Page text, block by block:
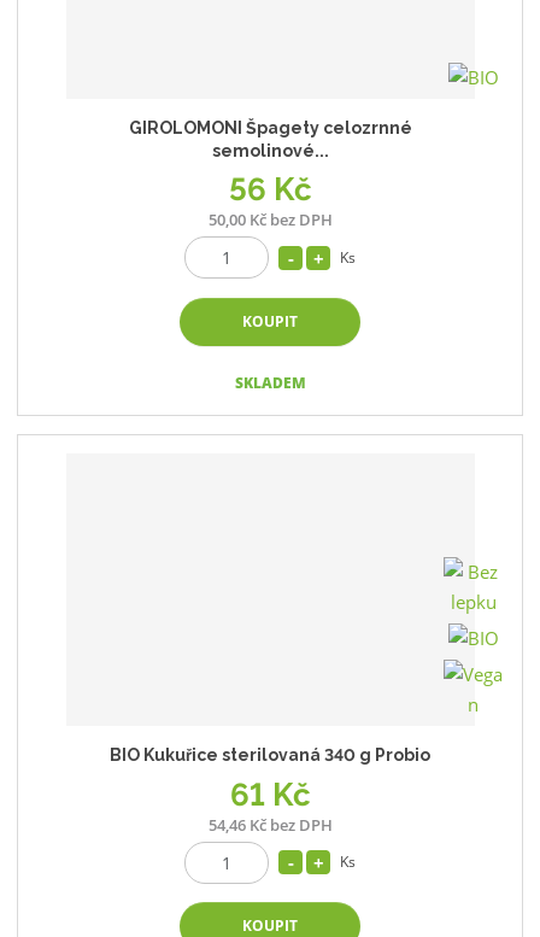
GIROLOMONI Špagety celozrnné
semolinové...
56 Kč
50,00 Kč bez DPH
Ks
KOUPIT
SKLADEM
BIO Kukuřice sterilovaná 340 g Probio
61 Kč
54,46 Kč bez DPH
Ks
KOUPIT